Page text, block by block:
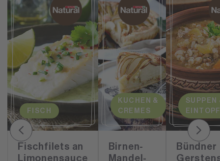
FISCH
Fischfilets an
Limonensauce
KUCHEN &
CREMES
Birnen-
Mandel-
SUPPEN
Bündner